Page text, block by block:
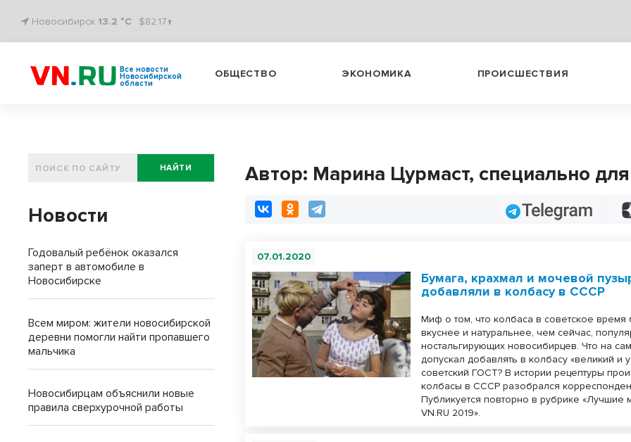
Новосибирск 13.2 °C $82.17↑
Все новости
Новосибирской
области
ОБЩЕСТВО ЭКОНОМИКА ПРОИСШЕСТВИЯ
Автор: Марина Цурмаст, специально
Telegram
07.01.2020
Бумага, крахмал и мочевой
добавляли в колбасу в СССР
Миф о том, что колбаса в советское время
вкуснее и натуральнее, чем сейчас,
ностальгирующих новосибирцев. Что на
допускал добавлять в колбасу «великий и
советский ГОСТ? В истории рецептуры
колбасы в СССР разобрался
Публикуется повторно в рубрике «Лучшие
VN.RU 2019».
НАЙТИ
Новости
Годовалый ребёнок оказался
заперт в автомобиле в
Новосибирске
Всем миром: жители новосибирской
деревни помогли найти пропавшего
мальчика
Новосибирцам объяснили новые
правила сверхурочной работы